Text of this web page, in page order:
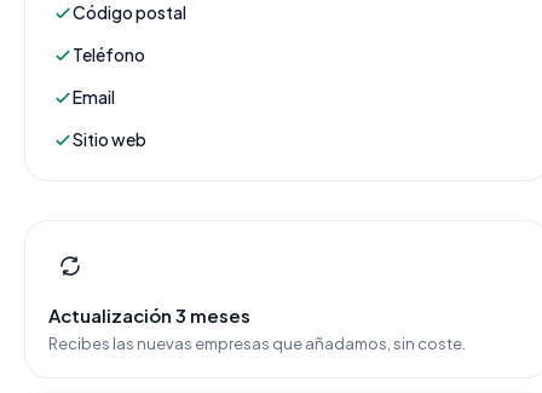
Código postal
Teléfono
Email
Sitio web
Actualización 3 meses
Recibes las nuevas empresas que añadamos, sin coste.